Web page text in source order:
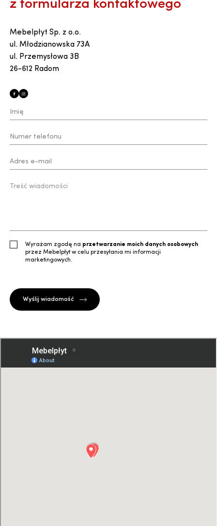
z formularza kontaktowego
Mebelpłyt Sp. z o.o.
ul. Młodzianowska 73A
ul. Przemysłowa 3B
26-612 Radom
Wyrażam zgodę na przetwarzanie moich danych osobowych
przez Mebelpłyt w celu przesyłania mi informacji
marketingowych.